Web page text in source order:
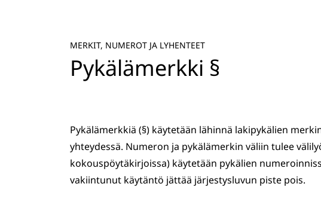
MERKIT, NUMEROT JA LYHENTEET
Pykälämerkki §
Pykälämerkkiä (§) käytetään lähinnä lakipykälien
yhteydessä. Numeron ja pykälämerkin väliin tulee
kokouspöytäkirjoissa) käytetään pykälien
vakiintunut käytäntö jättää järjestysluvun piste pois.